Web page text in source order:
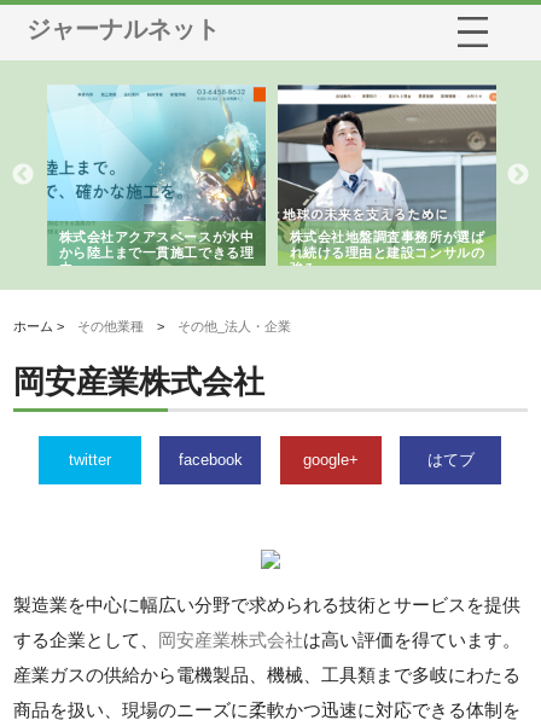
ジャーナルネット
株式会社アクアスペースが水中
から陸上まで一貫施工できる理
由
株式会社地盤調査事務所が選ば
れ続ける理由と建設コンサルの
強み
ホーム > その他業種 > その他_法人・企業
岡安産業株式会社
twitter facebook google+ はてブ
製造業を中心に幅広い分野で求められる技術とサービスを提供
する企業として、 岡安産業株式会社は高い評価を得ています。
産業ガスの供給から電機製品、機械、工具類まで多岐にわたる
商品を扱い、現場のニーズに柔軟かつ迅速に対応できる体制を